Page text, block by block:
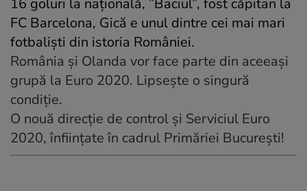
FC Barcelona, Gică e unul dintre cei mai mari
fotbaliști din istoria României.
România și Olanda vor face parte din aceeași
grupă la Euro 2020. Lipsește o singură
condiție.
O nouă direcție de control și Serviciul Euro
2020, înființate în cadrul Primăriei București!